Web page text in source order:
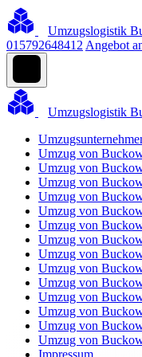
Umzugslogistik
015792648412 Angebot
Umzugslogistik
Umzug von
Umzug von
Umzug von
Umzug von
Umzug von
Umzug von
Umzug von
Umzug von
Umzug von
Umzug von
Umzug von
Umzug von
Umzug von
Umzug von
Impressum